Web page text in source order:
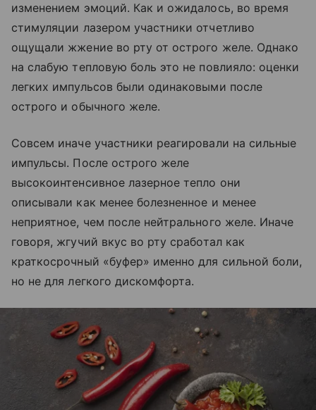
изменением эмоций. Как и ожидалось, во время
стимуляции лазером участники отчетливо
ощущали жжение во рту от острого желе. Однако
на слабую тепловую боль это не повлияло: оценки
легких импульсов были одинаковыми после
острого и обычного желе.
Совсем иначе участники реагировали на сильные
импульсы. После острого желе
высокоинтенсивное лазерное тепло они
описывали как менее болезненное и менее
неприятное, чем после нейтрального желе. Иначе
говоря, жгучий вкус во рту сработал как
краткосрочный «буфер» именно для сильной боли,
но не для легкого дискомфорта.